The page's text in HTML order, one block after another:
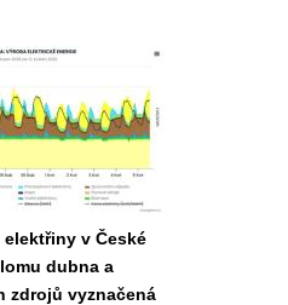
v České
dubna a
zdrojů vyznačená